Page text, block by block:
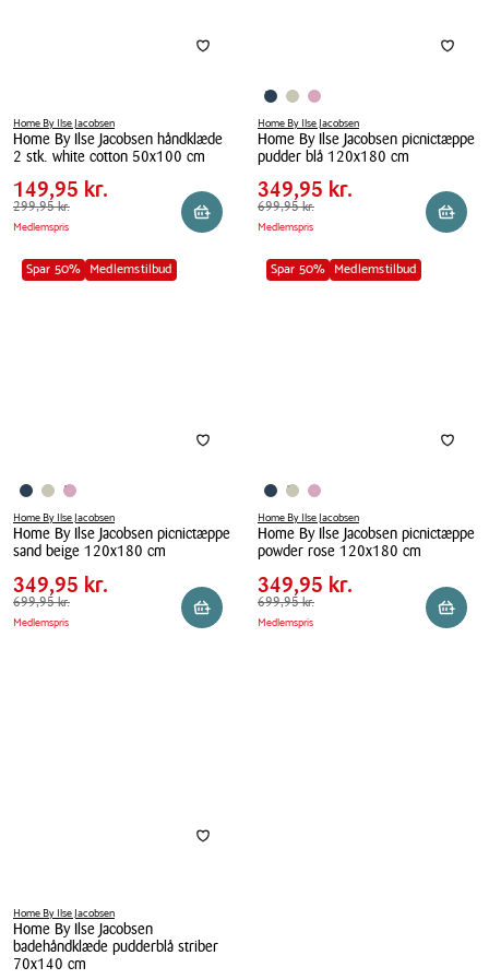
Home By Ilse Jacobsen
Home By Ilse Jacobsen håndklæde
2 stk. white cotton 50x100 cm
Home
By
Ilse
Jacobsen
håndklæde
Pris
tabel
Pris
149,95 kr.
Spar
150,00 kr.
Førpris
149,95 kr.
299,95 kr.
Medlemspris Læg i kurv
Home By Ilse Jacobsen
Home By Ilse Jacobsen picnictæppe
pudder blå 120x180 cm
Home
By
Ilse
Jacobsen
picnictæppe
Pris
tabel
Pris
349,95 kr.
Spar
350,00 kr.
Førpris
349,95 kr.
699,95 kr.
Medlemspris Læg i
Spar 50% Medlemstilbud
Home By Ilse Jacobsen
Home By Ilse Jacobsen picnictæppe
sand beige 120x180 cm
Home
By
Ilse
Pris
tabel
Pris
349,95 kr.
Spar
350,00 kr.
Førpris
349,95 kr.
699,95 kr.
Medlemspris Læg i kurv
Spar 50% Medlemstilbud
Home By Ilse Jacobsen
Home By Ilse Jacobsen picnictæppe
powder rose 120x180 cm
Home
By
Ilse
Pris
tabel
Pris
349,95 kr.
Spar
350,00 kr.
Førpris
349,95 kr.
699,95 kr.
Medlemspris Læg i
Home By Ilse Jacobsen
Home By Ilse Jacobsen
badehåndklæde pudderblå striber
70x140 cm